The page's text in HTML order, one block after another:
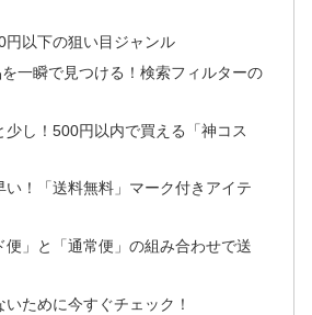
円以下の狙い目ジャンル
一瞬で見つける！検索フィルターの
少し！500円以内で買える「神コス
い！「送料無料」マーク付きアイテ
便」と「通常便」の組み合わせで送
ために今すぐチェック！